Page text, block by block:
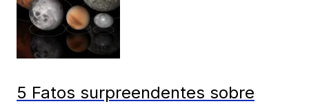
5 Fatos surpreendentes sobre